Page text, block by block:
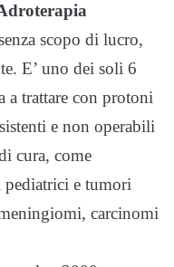
scopo di lucro,
E’ uno dei soli 6
a trattare con protoni
e non operabili
cura, come
e tumori
carcinomi